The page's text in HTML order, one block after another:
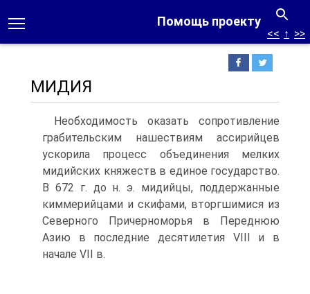
Помощь проекту
<< ↑ >>
МИДИЯ
Необходимость оказать сопротивление
грабительским нашествиям ассирийцев
ускорила процесс объединения мелких
мидийских княжеств в единое государство.
B 672 г. до н. э. мидийцы, поддержанные
киммерийцами и скифами, вторгшимися из
Северного Причерноморья в Переднюю
Азию в последние десятилетия VIII и в
начале VII в.